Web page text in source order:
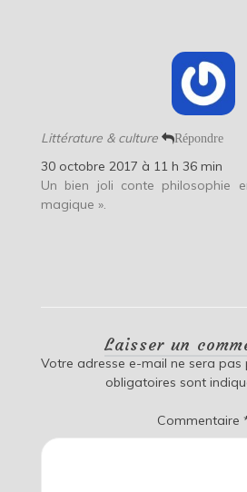
Littérature & culture Répondre
30 octobre 2017 à 11 h 36 min
Un bien joli conte philosophie
magique ».
Laisser un
Votre adresse e-mail ne sera pas
obligatoires sont
Commentaire